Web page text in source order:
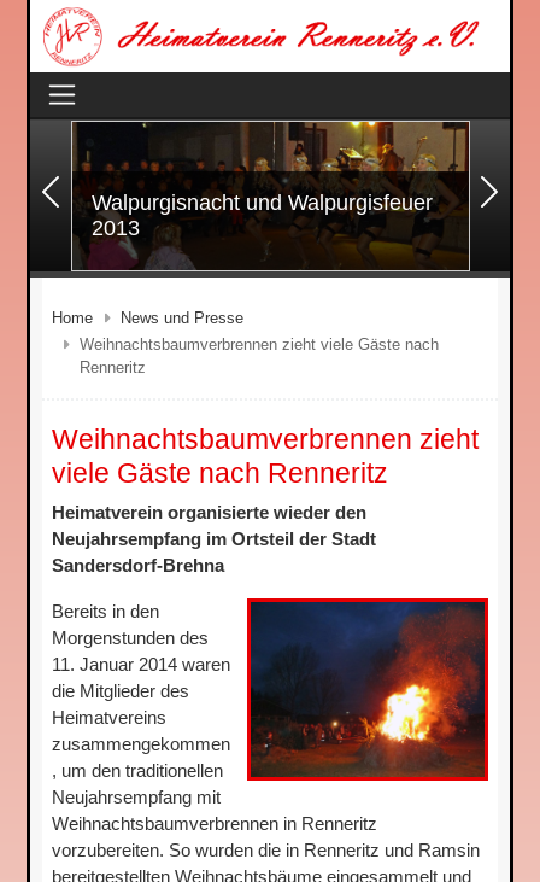
Zurück
Walpurgisnacht und Walpurgisfeuer
2013
Home
News und Presse
Weihnachtsbaum­verbrennen zieht viele Gäste nach
Renneritz
Weihnachtsbaum­verbrennen zieht
viele Gäste nach Renneritz
Heimatverein organisierte wieder den
Neujahrsempfang im Ortsteil der Stadt
Sandersdorf-Brehna
Bereits in den
Morgenstunden des
11. Januar 2014 waren
die Mitglieder des
Heimatvereins
zusammengekommen
, um den traditionellen
Neujahrsempfang mit
Weihnachtsbaumverbrennen in Renneritz
vorzubereiten. So wurden die in Renneritz und Ramsin
bereitgestellten Weihnachtsbäume eingesammelt und